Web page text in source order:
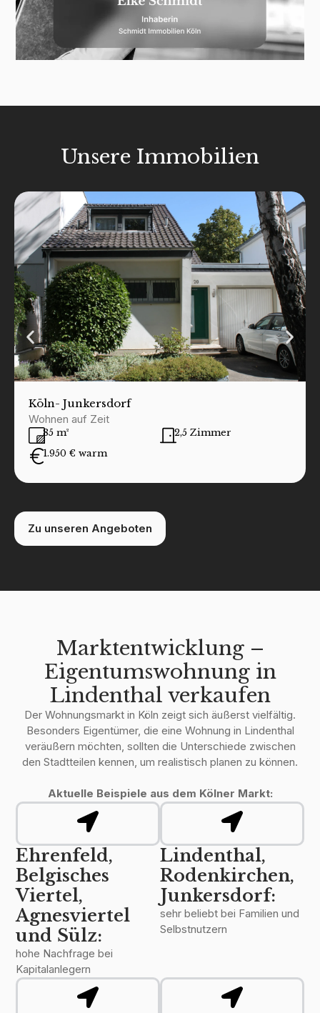
Unsere Immobilien
Köln- Junkersdorf
Wohnen auf Zeit
85 m²
2,5 Zimmer
1.950 € warm
Zu unseren Angeboten
Marktentwicklung –
Eigentumswohnung in
Lindenthal verkaufen
Der Wohnungsmarkt in Köln zeigt sich äußerst vielfältig.
Besonders Eigentümer, die eine Wohnung in Lindenthal
veräußern möchten, sollten die Unterschiede zwischen
den Stadtteilen kennen, um realistisch planen zu können.
Aktuelle Beispiele aus dem Kölner Markt:
Ehrenfeld,
Belgisches
Viertel,
Agnesviertel
und Sülz:
hohe Nachfrage bei
Kapitalanlegern
Lindenthal,
Rodenkirchen,
Junkersdorf:
sehr beliebt bei Familien und
Selbstnutzern